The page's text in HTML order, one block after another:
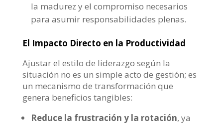
la madurez y el compromiso necesarios
para asumir responsabilidades plenas.
El Impacto Directo en la Productividad
Ajustar el estilo de liderazgo según la
situación no es un simple acto de gestión; es
un mecanismo de transformación que
genera beneficios tangibles:
Reduce la frustración y la rotación, ya